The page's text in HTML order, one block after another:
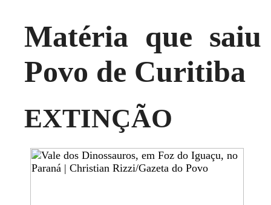
Matéria que
Povo de Curitiba
EXTINÇÃO